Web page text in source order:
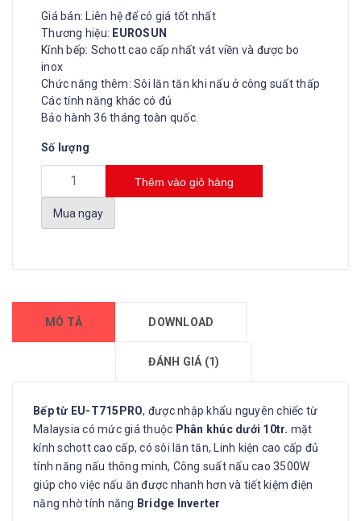
Giá bán: Liên hệ để có giá tốt nhất
Thương hiệu: EUROSUN
Kính bếp: Schott cao cấp nhất vát viền và được bo
inox
Chức năng thêm: Sôi lăn tăn khi nấu ở công suất thấp
Các tính năng khác có đủ
Bảo hành 36 tháng toàn quốc.
Số lượng
Thêm vào giỏ hàng
Mua ngay
MÔ TẢ DOWNLOAD
ĐÁNH GIÁ (1)
Bếp từ EU-T715PRO, được nhập khẩu nguyên chiếc từ
Malaysia có mức giá thuộc Phân khúc dưới 10tr. mặt
kính schott cao cấp, có sôi lăn tăn, Linh kiện cao cấp đủ
tính năng nấu thông minh, Công suất nấu cao 3500W
giúp cho việc nấu ăn được nhanh hơn và tiết kiệm điện
năng nhờ tính năng Bridge Inverter